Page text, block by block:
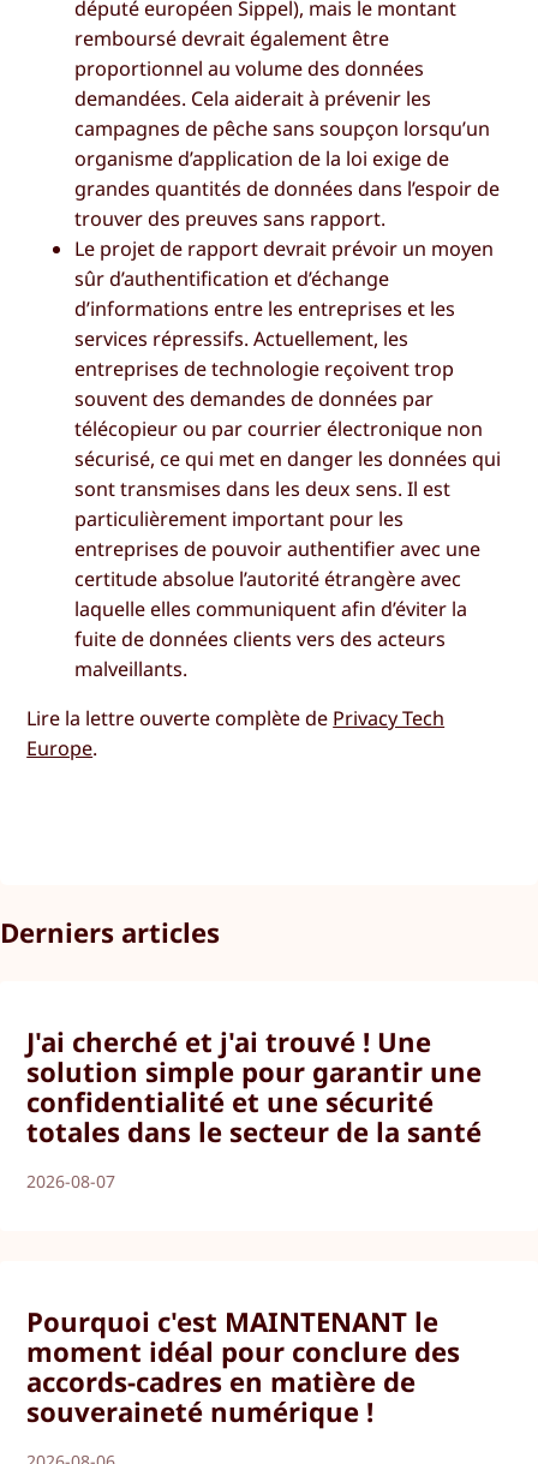
député européen Sippel), mais le montant
remboursé devrait également être
proportionnel au volume des données
demandées. Cela aiderait à prévenir les
campagnes de pêche sans soupçon lorsqu’un
organisme d’application de la loi exige de
grandes quantités de données dans l’espoir de
trouver des preuves sans rapport.
Le projet de rapport devrait prévoir un moyen
sûr d’authentification et d’échange
d’informations entre les entreprises et les
services répressifs. Actuellement, les
entreprises de technologie reçoivent trop
souvent des demandes de données par
télécopieur ou par courrier électronique non
sécurisé, ce qui met en danger les données qui
sont transmises dans les deux sens. Il est
particulièrement important pour les
entreprises de pouvoir authentifier avec une
certitude absolue l’autorité étrangère avec
laquelle elles communiquent afin d’éviter la
fuite de données clients vers des acteurs
malveillants.
Lire la lettre ouverte complète de Privacy Tech
Europe.
Derniers articles
J'ai cherché et j'ai trouvé ! Une
solution simple pour garantir une
confidentialité et une sécurité
totales dans le secteur de la santé
2026-08-07
Pourquoi c'est MAINTENANT le
moment idéal pour conclure des
accords-cadres en matière de
souveraineté numérique !